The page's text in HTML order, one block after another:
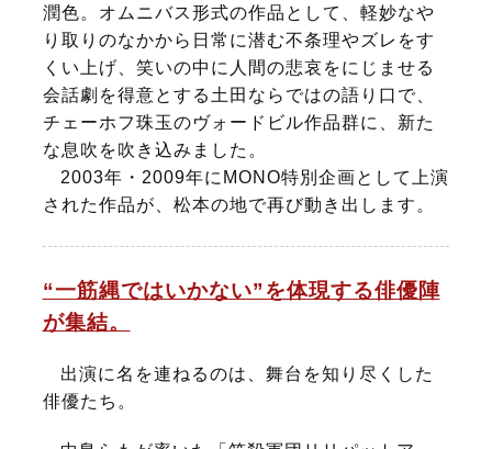
潤色。オムニバス形式の作品として、軽妙なや
り取りのなかから日常に潜む不条理やズレをす
くい上げ、笑いの中に人間の悲哀をにじませる
会話劇を得意とする土田ならではの語り口で、
チェーホフ珠玉のヴォードビル作品群に、新た
な息吹を吹き込みました。
2003年・2009年にMONO特別企画として上演
された作品が、松本の地で再び動き出します。
“一筋縄ではいかない”を体現する俳優陣
が集結。
出演に名を連ねるのは、舞台を知り尽くした
俳優たち。